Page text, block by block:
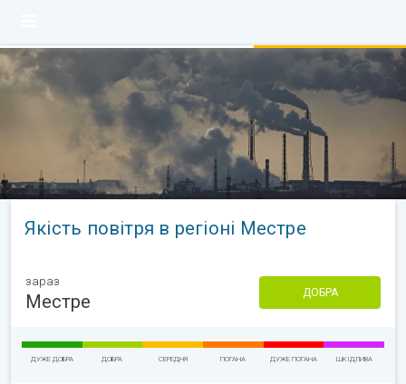
Якість повітря в регіоні Местре
зараз
Местре ДОБРА
ДУЖЕ ДОБРА ДОБРА СЕРЕДНЯ ПОГАНА ДУЖЕ ПОГАНА ШКІДЛИВА